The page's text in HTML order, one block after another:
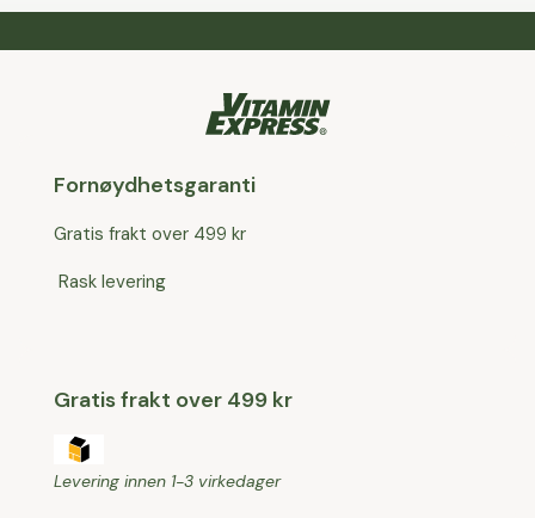
Fornøydhetsgaranti
Gratis frakt over 499 kr
Rask levering
Gratis frakt over 499 kr
Levering innen 1-3 virkedager